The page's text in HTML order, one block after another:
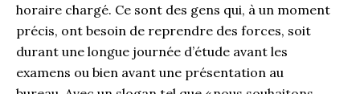
horaire chargé. Ce sont des gens qui, à un moment
précis, ont besoin de reprendre des forces, soit
durant une longue journée d’étude avant les
examens ou bien avant une présentation au